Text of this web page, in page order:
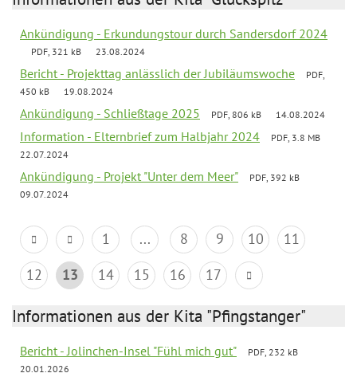
Ankündigung - Erkundungstour durch Sandersdorf 2024
PDF, 321 kB 23.08.2024
Bericht - Projekttag anlässlich der Jubiläumswoche
PDF,
450 kB
19.08.2024
Ankündigung - Schließtage 2025 PDF, 806 kB 14.08.2024
Information - Elternbrief zum Halbjahr 2024
PDF, 3.8 MB
22.07.2024
Ankündigung - Projekt "Unter dem Meer"
PDF, 392 kB
09.07.2024
1 ... 8 9 10
11
12
13 14 15 16 17
Informationen aus der Kita "Pfingstanger"
Bericht - Jolinchen-Insel "Fühl mich gut"
PDF, 232 kB
20.01.2026